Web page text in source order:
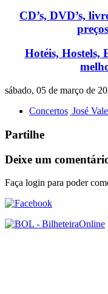
CD’s, DVD’s,
Hotéis, Hostels,
sábado, 05 de março de
Concertos José
Partilhe
Deixe um
Faça login para poder